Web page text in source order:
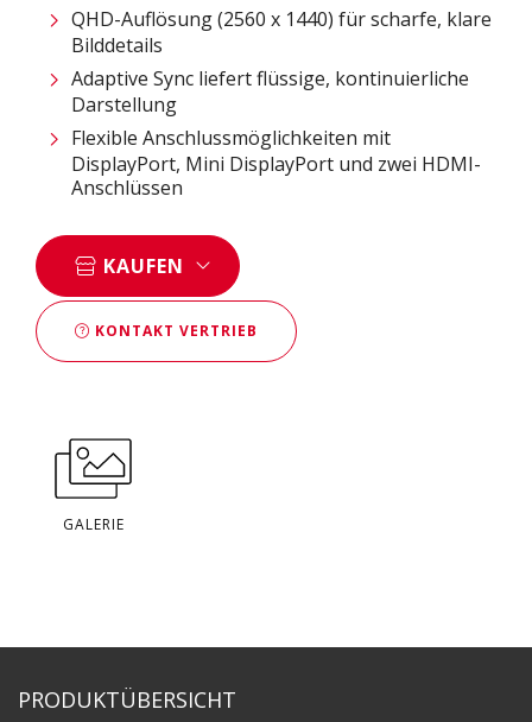
QHD-Auflösung (2560 x 1440) für scharfe, klare
Bilddetails
Adaptive Sync liefert flüssige, kontinuierliche
Darstellung
Flexible Anschlussmöglichkeiten mit
DisplayPort, Mini DisplayPort und zwei HDMI-
Anschlüssen
KAUFEN
KONTAKT VERTRIEB
GALERIE
PRODUKTÜBERSICHT